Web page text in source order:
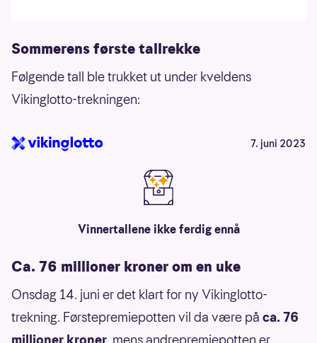
Sommerens første tallrekke
Følgende tall ble trukket ut under kveldens
Vikinglotto-trekningen:
7. juni 2023
Vinnertallene ikke ferdig ennå
Ca. 76 millioner kroner om en uke
Onsdag 14. juni er det klart for ny Vikinglotto-
trekning. Førstepremiepotten vil da være på ca. 76